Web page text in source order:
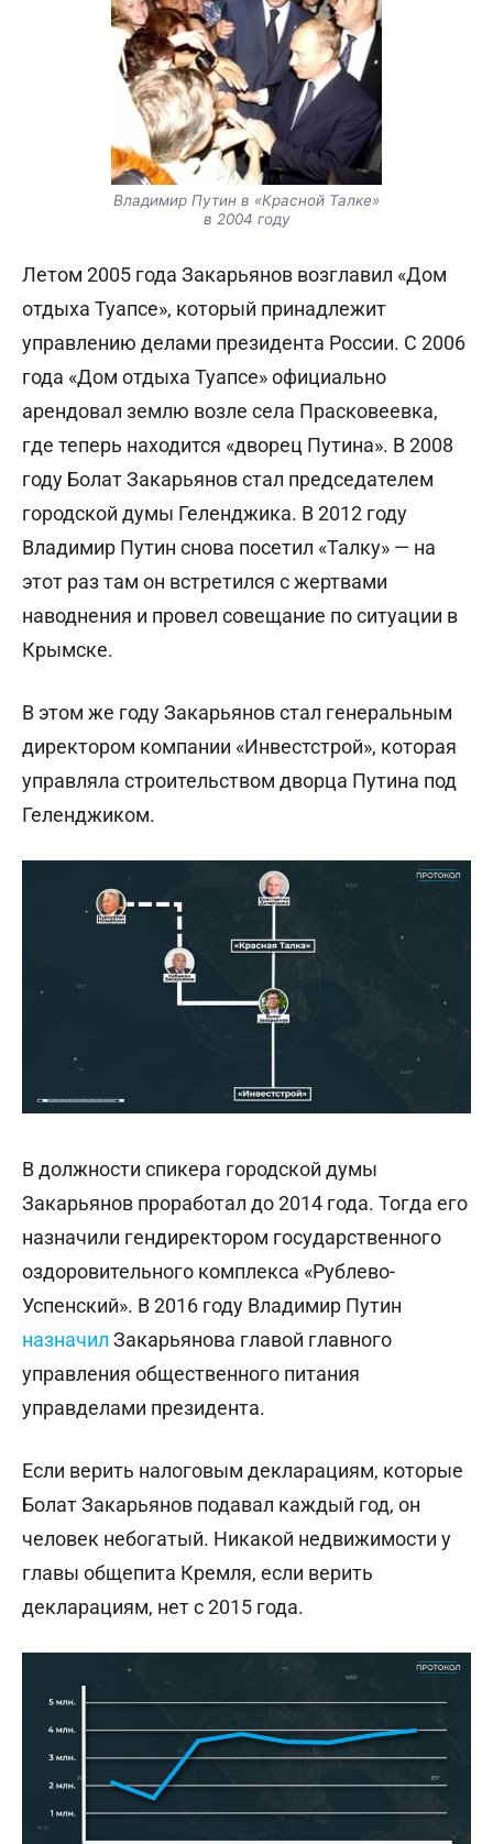
Владимир Путин в «Красной Талке»
в 2004 году
Летом 2005 года Закарьянов возглавил «Дом
отдыха Туапсе», который принадлежит
управлению делами президента России. С 2006
года «Дом отдыха Туапсе» официально
арендовал землю возле села Прасковеевка,
где теперь находится «дворец Путина». В 2008
году Болат Закарьянов стал председателем
городской думы Геленджика. В 2012 году
Владимир Путин снова посетил «Талку» — на
этот раз там он встретился с жертвами
наводнения и провел совещание по ситуации в
Крымске.
В этом же году Закарьянов стал генеральным
директором компании «Инвестстрой», которая
управляла строительством дворца Путина под
Геленджиком.
В должности спикера городской думы
Закарьянов проработал до 2014 года. Тогда его
назначили гендиректором государственного
оздоровительного комплекса «Рублево-
Успенский». В 2016 году Владимир Путин
назначил Закарьянова главой главного
управления общественного питания
управделами президента.
Если верить налоговым декларациям, которые
Болат Закарьянов подавал каждый год, он
человек небогатый. Никакой недвижимости у
главы общепита Кремля, если верить
декларациям, нет с 2015 года.